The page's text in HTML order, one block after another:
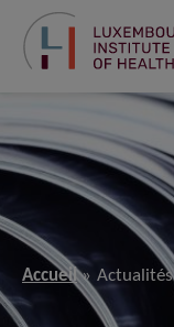
Accueil Actualités